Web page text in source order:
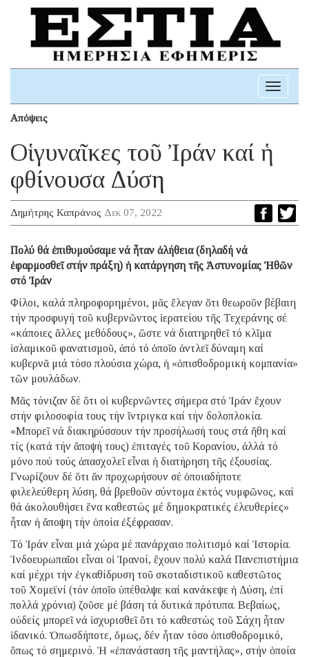
Toggle
Απόψεις
Οἱ γυναῖκες τοῦ Ἰράν καί ἡ
φθίνουσα Δύση
Δημήτρης Καπράνος Δεκ 07, 2022
Πολύ θά ἐπιθυμούσαμε νά ἦταν ἀλήθεια (δηλαδή νά
ἐφαρμοσθεῖ στήν πράξη) ἡ κατάργηση τῆς Ἀστυνομίας Ἠθῶν
στό Ἰράν
Φίλοι, καλά πληροφορημένοι, μᾶς ἔλεγαν ὅτι θεωροῦν βέβαιη
τήν προσφυγή τοῦ κυβερνῶντος ἱερατείου τῆς Τεχεράνης σέ
«κάποιες ἄλλες μεθόδους», ὥστε νά διατηρηθεῖ τό κλῖμα
ἰσλαμικοῦ φανατισμοῦ, ἀπό τό ὁποῖο ἀντλεῖ δύναμη καί
κυβερνᾶ μιά τόσο πλούσια χώρα, ἡ «ὀπισθοδρομική κομπανία»
τῶν μουλάδων.
Μᾶς τόνιζαν δέ ὅτι οἱ κυβερνῶντες σήμερα στό Ἰράν ἔχουν
στήν φιλοσοφία τους τήν ἴντριγκα καί τήν δολοπλοκία.
«Μπορεῖ νά διακηρύσσουν τήν προσήλωσή τους στά ἤθη καί
τίς (κατά τήν ἄποψή τους) ἐπιταγές τοῦ Κορανίου, ἀλλά τό
μόνο πού τούς ἀπασχολεῖ εἶναι ἡ διατήρηση τῆς ἐξουσίας.
Γνωρίζουν δέ ὅτι ἄν προχωρήσουν σέ ὁποιαδήποτε
φιλελεύθερη λύση, θά βρεθοῦν σύντομα ἐκτός νυμφῶνος, καί
θά ἀκολουθήσει ἕνα καθεστώς μέ δημοκρατικές ἐλευθερίες»
ἦταν ἡ ἄποψη τήν ὁποία ἐξέφρασαν.
Τό Ἰράν εἶναι μιά χώρα μέ πανάρχαιο πολιτισμό καί Ἱστορία.
Ἰνδοευρωπαῖοι εἶναι οἱ Ἰρανοί, ἔχουν πολύ καλά Πανεπιστήμια
καί μέχρι τήν ἐγκαθίδρυση τοῦ σκοταδιστικοῦ καθεστῶτος
τοῦ Χομεϊνί (τόν ὁποῖο ὑπέθαλψε καί κανάκεψε ἡ Δύση, ἐπί
πολλά χρόνια) ζοῦσε μέ βάση τά δυτικά πρότυπα. Βεβαίως,
οὐδείς μπορεῖ νά ἰσχυρισθεῖ ὅτι τό καθεστώς τοῦ Σάχη ἦταν
ἰδανικό. Ὁπωσδήποτε, ὅμως, δέν ἦταν τόσο ὀπισθοδρομικό,
ὅπως τό σημερινό. Ἡ «ἐπανάσταση τῆς μαντήλας», στήν ὁποία